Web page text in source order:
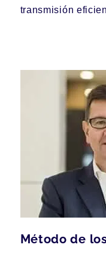
transmisión
Método de